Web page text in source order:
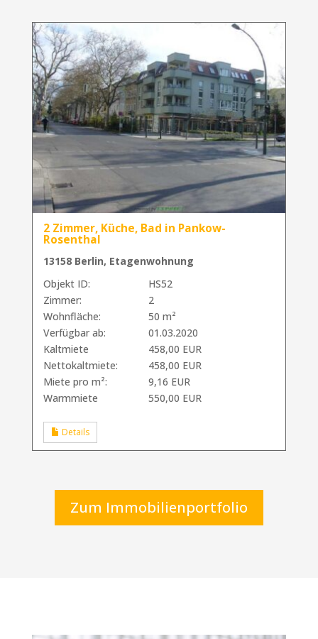
2 Zimmer, Küche, Bad in Pankow-
Rosenthal
13158 Berlin, Etagenwohnung
Objekt ID:
HS52
Zimmer:
2
Wohnfläche:
50 m²
Verfügbar ab:
01.03.2020
Kaltmiete
458,00 EUR
Nettokaltmiete:
458,00 EUR
Miete pro m²:
9,16 EUR
Warmmiete
550,00 EUR
Details
Zum Immobilienportfolio